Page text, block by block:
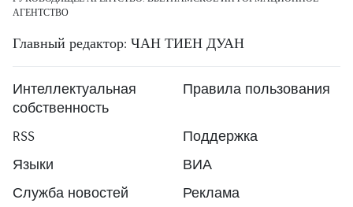
АГЕНТСТВО
Главный редактор: ЧАН ТИЕН ДУАН
Интеллектуальная
собственность
Правила пользования
RSS
Поддержка
Языки
ВИА
Служба новостей
Реклама